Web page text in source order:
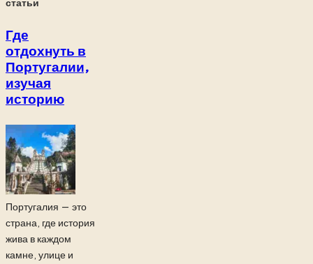
статьи
Где
отдохнуть в
Португалии,
изучая
историю
Португалия — это
страна, где история
жива в каждом
камне, улице и